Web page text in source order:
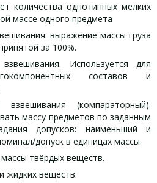
количества однотипных мелких
массе одного предмета
выражение массы груза
за 100%.
Используется для
составов и
(компараторный).
массу предметов по заданным
допусков: наименьший и
допуск в единицах массы.
твёрдых веществ.
жидких веществ.